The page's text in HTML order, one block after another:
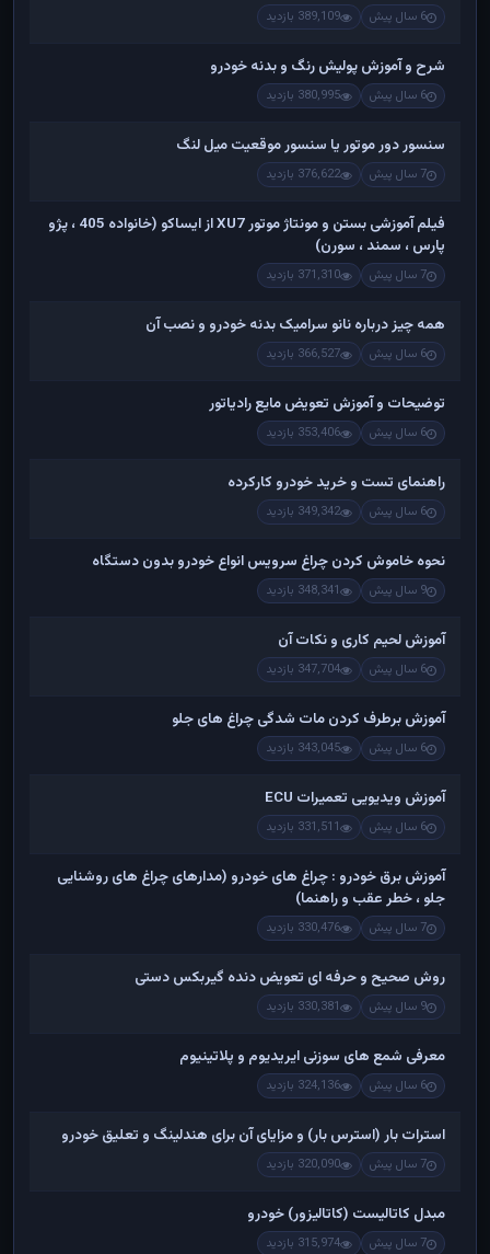
6 سال پیش 389,109 بازدید
شرح و آموزش پولیش رنگ و بدنه خودرو
6 سال پیش 380,995 بازدید
سنسور دور موتور یا سنسور موقعیت میل لنگ
7 سال پیش 376,622 بازدید
فیلم آموزشی بستن و مونتاژ موتور XU7 از ایساکو (خانواده 405 ، پژو
پارس ، سمند ، سورن)
7 سال پیش 371,310 بازدید
همه چیز درباره نانو سرامیک بدنه خودرو و نصب آن
6 سال پیش 366,527 بازدید
توضیحات و آموزش تعویض مایع رادیاتور
6 سال پیش 353,406 بازدید
راهنمای تست و خريد خودرو کارکرده
6 سال پیش 349,342 بازدید
نحوه خاموش کردن چراغ سرویس انواع خودرو بدون دستگاه
9 سال پیش 348,341 بازدید
آموزش لحیم کاری و نکات آن
6 سال پیش 347,704 بازدید
آموزش برطرف کردن مات شدگی چراغ های جلو
6 سال پیش 343,045 بازدید
آموزش ویدیویی تعمیرات ECU
6 سال پیش 331,511 بازدید
آموزش برق خودرو : چراغ های خودرو (مدارهای چراغ های روشنایی
جلو ، خطر عقب و راهنما)
7 سال پیش 330,476 بازدید
روش صحیح و حرفه ای تعویض دنده گیربکس دستی
9 سال پیش 330,381 بازدید
معرفی شمع های سوزنی ایریدیوم و پلاتینیوم
6 سال پیش 324,136 بازدید
استرات بار (استرس بار) و مزایای آن برای هندلینگ و تعلیق خودرو
7 سال پیش 320,090 بازدید
مبدل کاتالیست (کاتالیزور) خودرو
7 سال پیش 315,974 بازدید